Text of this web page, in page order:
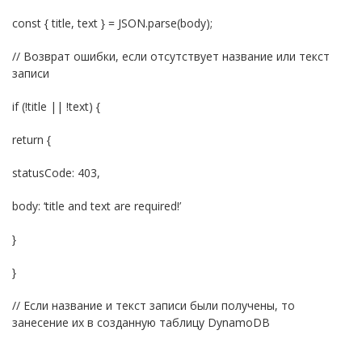
const { title, text } = JSON.parse(body);
// Возврат ошибки, если отсутствует название или текст
записи
if (!title || !text) {
return {
statusCode: 403,
body: ‘title and text are required!’
}
}
// Если название и текст записи были получены, то
занесение их в созданную таблицу DynamoDB